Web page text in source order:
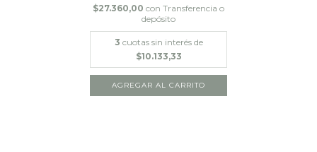
$27.360,00 con Transferencia o
depósito
3 cuotas sin interés de
$10.133,33
AGREGAR AL CARRITO